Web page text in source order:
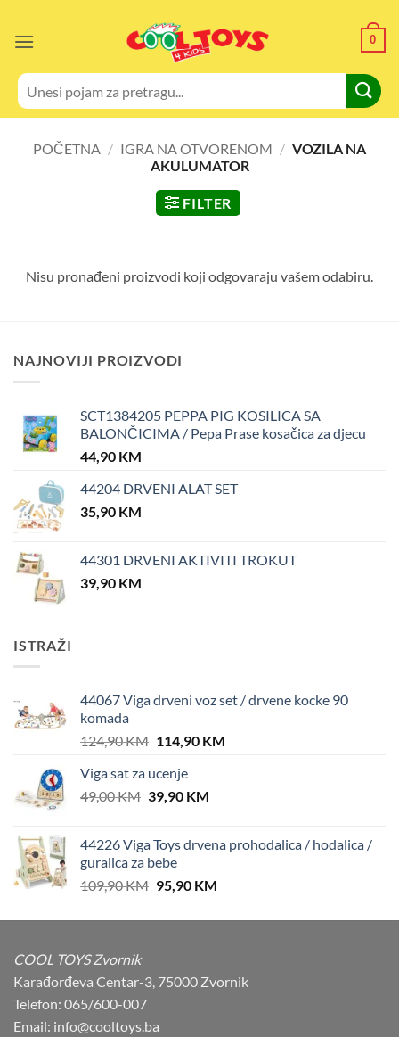
0
Pretraži:
POČETNA / IGRA NA OTVORENOM / VOZILA NA
AKULUMATOR
FILTER
Nisu pronađeni proizvodi koji odgovaraju vašem odabiru.
NAJNOVIJI PROIZVODI
SCT1384205 PEPPA PIG KOSILICA SA
BALONČICIMA / Pepa Prase kosačica za djecu
44,90 KM
44204 DRVENI ALAT SET
35,90 KM
44301 DRVENI AKTIVITI TROKUT
39,90 KM
ISTRAŽI
44067 Viga drveni voz set / drvene kocke 90
komada
124,90KM Original
was:
124,90 KM.
114,90 KMCurrent
Viga sat za ucenje
49,00KM Original
49,00 KM.
39,90 KMCurrent
39,90 KM.
44226 Viga Toys drvena prohodalica / hodalica /
guralica za bebe
109,90KM Original
was:
95,90 KMCurrent
is:
COOL TOYS Zvornik
Karađorđeva Centar-3, 75000 Zvornik
Telefon: 065/600-007
Email: info@cooltoys.ba